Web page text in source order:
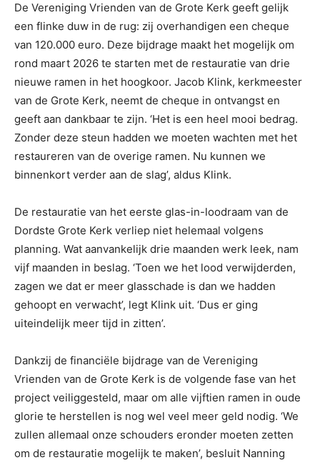
De Vereniging Vrienden van de Grote Kerk geeft gelijk
een flinke duw in de rug: zij overhandigen een cheque
van 120.000 euro. Deze bijdrage maakt het mogelijk om
rond maart 2026 te starten met de restauratie van drie
nieuwe ramen in het hoogkoor. Jacob Klink, kerkmeester
van de Grote Kerk, neemt de cheque in ontvangst en
geeft aan dankbaar te zijn. ‘Het is een heel mooi bedrag.
Zonder deze steun hadden we moeten wachten met het
restaureren van de overige ramen. Nu kunnen we
binnenkort verder aan de slag’, aldus Klink.
De restauratie van het eerste glas-in-loodraam van de
Dordste Grote Kerk verliep niet helemaal volgens
planning. Wat aanvankelijk drie maanden werk leek, nam
vijf maanden in beslag. ‘Toen we het lood verwijderden,
zagen we dat er meer glasschade is dan we hadden
gehoopt en verwacht’, legt Klink uit. ‘Dus er ging
uiteindelijk meer tijd in zitten’.
Dankzij de financiële bijdrage van de Vereniging
Vrienden van de Grote Kerk is de volgende fase van het
project veiliggesteld, maar om alle vijftien ramen in oude
glorie te herstellen is nog wel veel meer geld nodig. ‘We
zullen allemaal onze schouders eronder moeten zetten
om de restauratie mogelijk te maken’, besluit Nanning